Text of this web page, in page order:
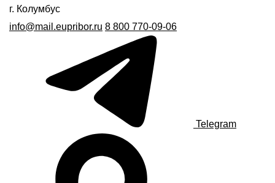
г. Колумбус
info@mail.eupribor.ru 8 800 770-09-06
Telegram